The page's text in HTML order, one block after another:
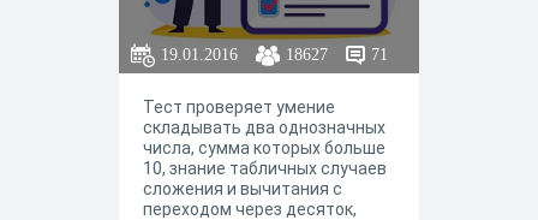
19.01.2016 18627 71
Тест проверяет умение
складывать два однозначных
числа, сумма которых больше
10, знание табличных случаев
сложения и вычитания с
переходом через десяток,